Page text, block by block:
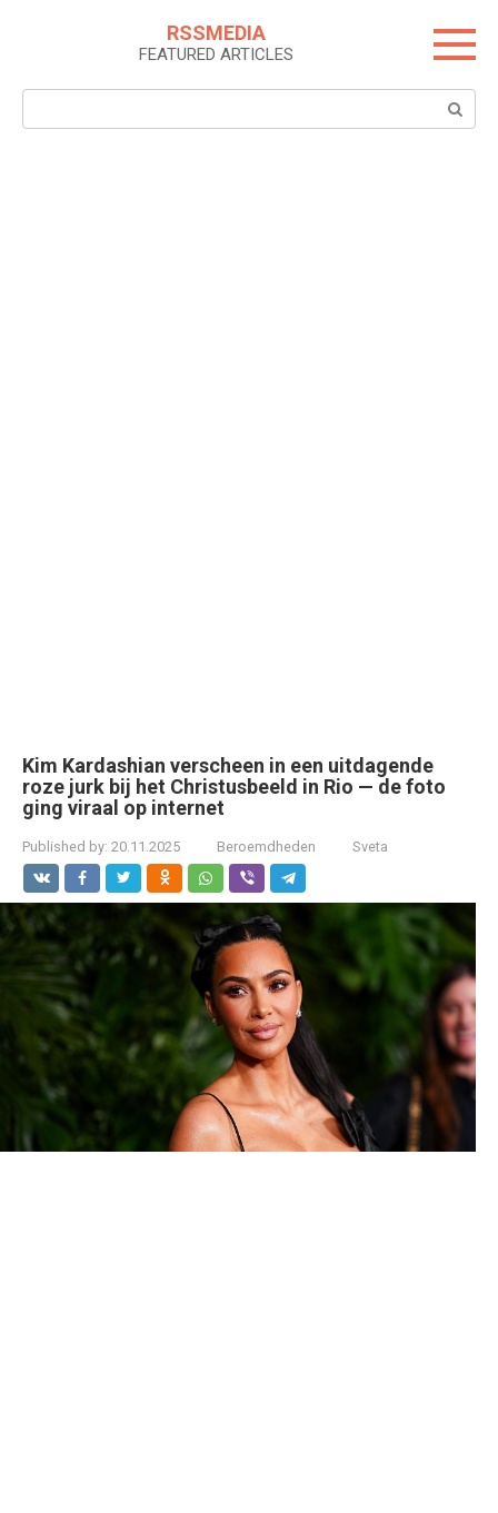
RSSMEDIA
FEATURED ARTICLES
Search:
Kim Kardashian verscheen in een uitdagende
roze jurk bij het Christusbeeld in Rio — de foto
ging viraal op internet
Published by: 20.11.2025 Beroemdheden Sveta